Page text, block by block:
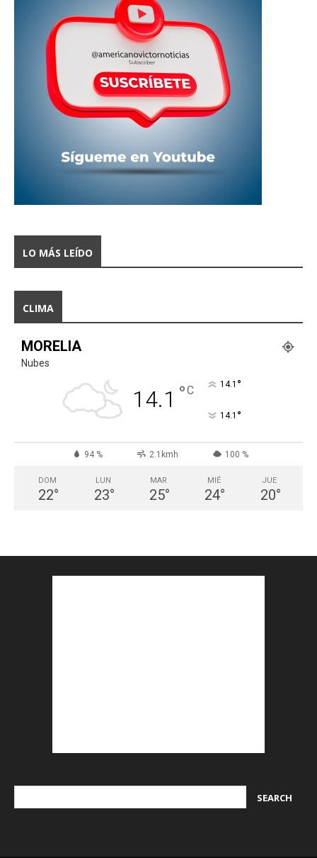
LO MÁS LEÍDO
CLIMA
MORELIA
Nubes
14.1 °C 14.1 °
14.1 °
94 % 2.1kmh 100 %
DOM
22°
LUN
23°
MAR
25°
MIÉ
24°
JUE
20°